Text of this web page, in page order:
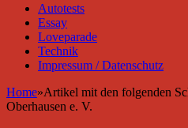
Autotests
Essay
Loveparade
Technik
Impressum / Datenschutz
Home»Artikel mit den folgenden
Oberhausen e. V.